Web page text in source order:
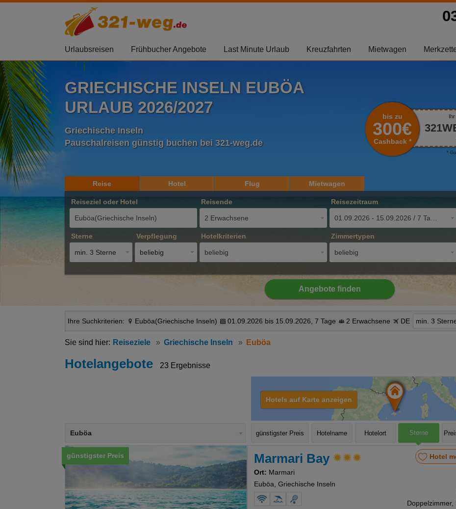
Urlaubsreisen Frühbucher Angebote Last Minute Urlaub Kreuzfahrten Mietwagen
GRIECHISCHE INSELN EUBÖA
URLAUB 2026/2027
Griechische Inseln
Pauschalreisen günstig buchen bei 321-weg.de
bis zu
300€
Cashback *
*
Reise Hotel Flug Mietwagen
Reiseziel oder Hotel Reisende
2 Erwachsene
Reisezeitraum
01.09.2026 - 15.09.2026 / 7 Tage
Sterne
min. 3 Sterne
Verpflegung
beliebig
Hotelkriterien
beliebig
Zimmertypen
beliebig
Angebote finden
Ihre Suchkriterien: Euböa(Griechische Inseln) 01.09.2026 bis 15.09.2026, 7 Tage 2 Erwachsene DE min. 3
Reiseziele Griechische Inseln Euböa
Hotelangebote 23 Ergebnisse
Hotels auf Karte anzeigen
Euböa günstigster Preis Hotelname Hotelort Sterne
günstigster Preis Marmari Bay
Ort: Marmari
Euböa, Griechische Inseln
Hotel